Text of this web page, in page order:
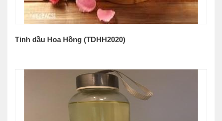
Tinh dầu Hoa Hồng (TDHH2020)